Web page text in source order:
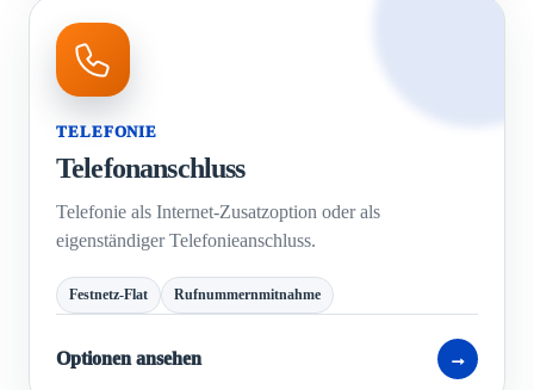
TELEFONIE
Telefonanschluss
Telefonie als Internet-Zusatzoption oder als
eigenständiger Telefonieanschluss.
Festnetz-Flat Rufnummernmitnahme
Optionen ansehen →